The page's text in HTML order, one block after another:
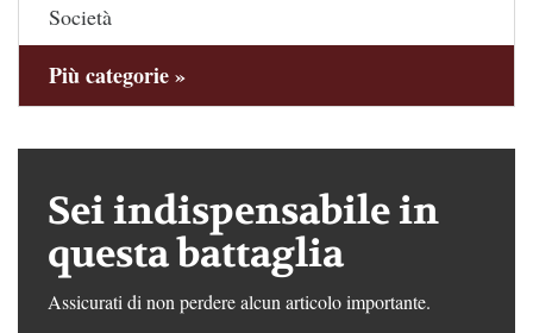
Società
Più categorie »
Sei indispensabile in
questa battaglia
Assicurati di non perdere alcun articolo importante.